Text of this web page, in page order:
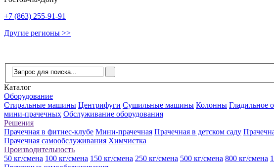
+7 (863) 255-91-91
Другие регионы >>
Каталог
Оборудование
Стиральные машины Центрифуги Сушильные машины Колонны Гладильное
мини-прачечных Обслуживание оборудования
Решения
Прачечная в фитнес-клубе Мини-прачечная Прачечная в детском саду
Прачечная самообслуживания Химчистка
Производительность
50 кг/смена 100 кг/смена 150 кг/смена 250 кг/смена 500 кг/смена 800 кг/смена